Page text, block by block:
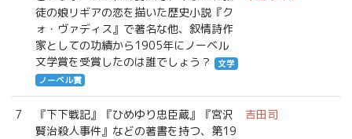
徒の娘リギアの恋を描いた歴史小説『ク
ォ・ヴァディス』で著名な他、叙情詩作
家としての功績から1905年にノーベル
文学賞を受賞したのは誰でしょう？
文学
ノーベル賞
7
『下下戦記』『ひめゆり忠臣蔵』『宮沢
賢治殺人事件』などの著書を持つ、第19
吉田司